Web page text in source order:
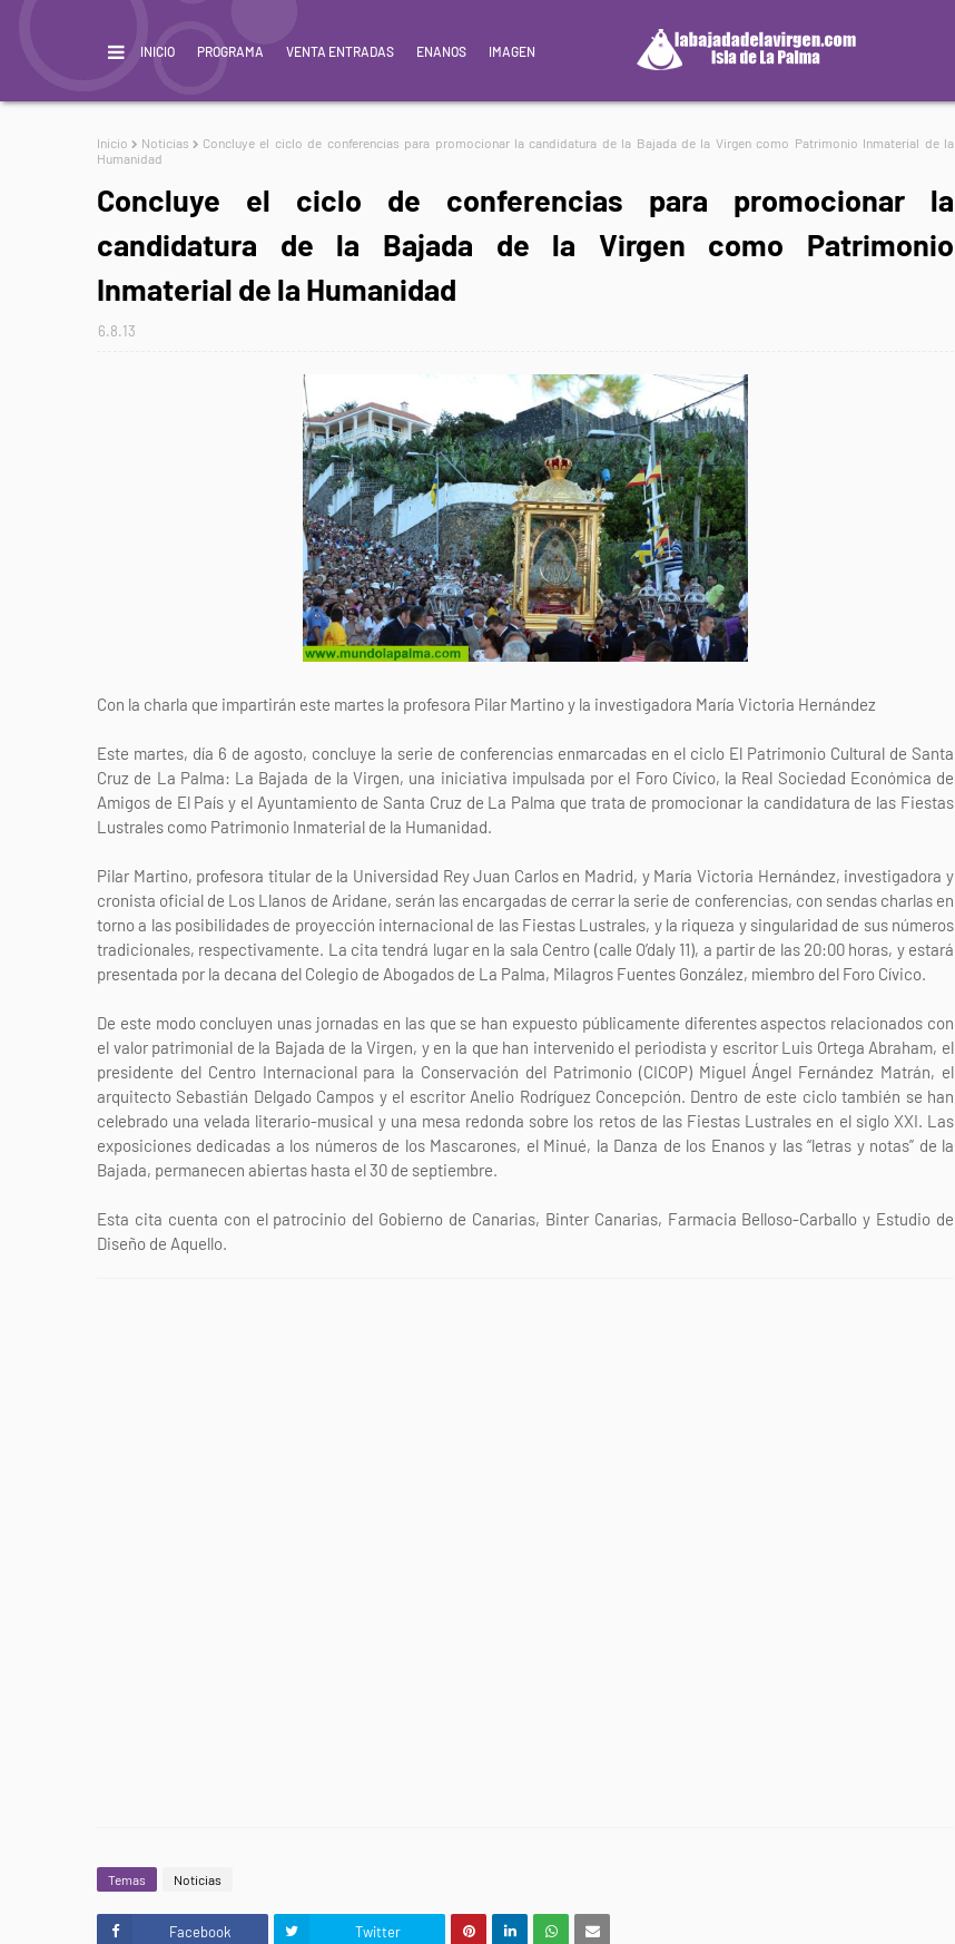
INICIO PROGRAMA VENTA ENTRADAS ENANOS IMAGEN
Inicio Noticias
Concluye el ciclo de conferencias para promocionar la candidatura de la Bajada de la Virgen como Patrimonio Inmaterial de la
Humanidad
Concluye el ciclo de conferencias para promocionar la
candidatura de la Bajada de la Virgen como Patrimonio
Inmaterial de la Humanidad
6.8.13
Con la charla que impartirán este martes la profesora Pilar Martino y la investigadora María Victoria Hernández
Este martes, día 6 de agosto, concluye la serie de conferencias enmarcadas en el ciclo El Patrimonio Cultural de Santa
Cruz de La Palma: La Bajada de la Virgen, una iniciativa impulsada por el Foro Cívico, la Real Sociedad Económica de
Amigos de El País y el Ayuntamiento de Santa Cruz de La Palma que trata de promocionar la candidatura de las Fiestas
Lustrales como Patrimonio Inmaterial de la Humanidad.
Pilar Martino, profesora titular de la Universidad Rey Juan Carlos en Madrid, y María Victoria Hernández, investigadora y
cronista oficial de Los Llanos de Aridane, serán las encargadas de cerrar la serie de conferencias, con sendas charlas en
torno a las posibilidades de proyección internacional de las Fiestas Lustrales, y la riqueza y singularidad de sus números
tradicionales, respectivamente. La cita tendrá lugar en la sala Centro (calle O’daly 11), a partir de las 20:00 horas, y estará
presentada por la decana del Colegio de Abogados de La Palma, Milagros Fuentes González, miembro del Foro Cívico.
De este modo concluyen unas jornadas en las que se han expuesto públicamente diferentes aspectos relacionados con
el valor patrimonial de la Bajada de la Virgen, y en la que han intervenido el periodista y escritor Luis Ortega Abraham, el
presidente del Centro Internacional para la Conservación del Patrimonio (CICOP) Miguel Ángel Fernández Matrán, el
arquitecto Sebastián Delgado Campos y el escritor Anelio Rodríguez Concepción. Dentro de este ciclo también se han
celebrado una velada literario-musical y una mesa redonda sobre los retos de las Fiestas Lustrales en el siglo XXI. Las
exposiciones dedicadas a los números de los Mascarones, el Minué, la Danza de los Enanos y las “letras y notas” de la
Bajada, permanecen abiertas hasta el 30 de septiembre.
Esta cita cuenta con el patrocinio del Gobierno de Canarias, Binter Canarias, Farmacia Belloso-Carballo y Estudio de
Diseño de Aquello.
Temas Noticias
Facebook Twitter